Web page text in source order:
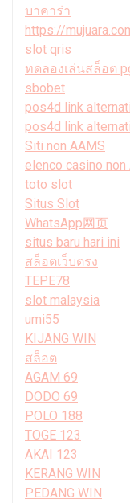
บาคาร่า
https://
slot qris
ทดลองเล่นสล็อต
sbobet
pos4d link
pos4d link
Siti non AAMS
elenco casino non
toto slot
Situs Slot
WhatsApp网页
situs baru hari ini
สล็อตเว็บตรง
TEPE78
slot malaysia
umi55
KIJANG WIN
สล็อต
AGAM 69
DODO 69
POLO 188
TOGE 123
AKAI 123
KERANG WIN
PEDANG WIN